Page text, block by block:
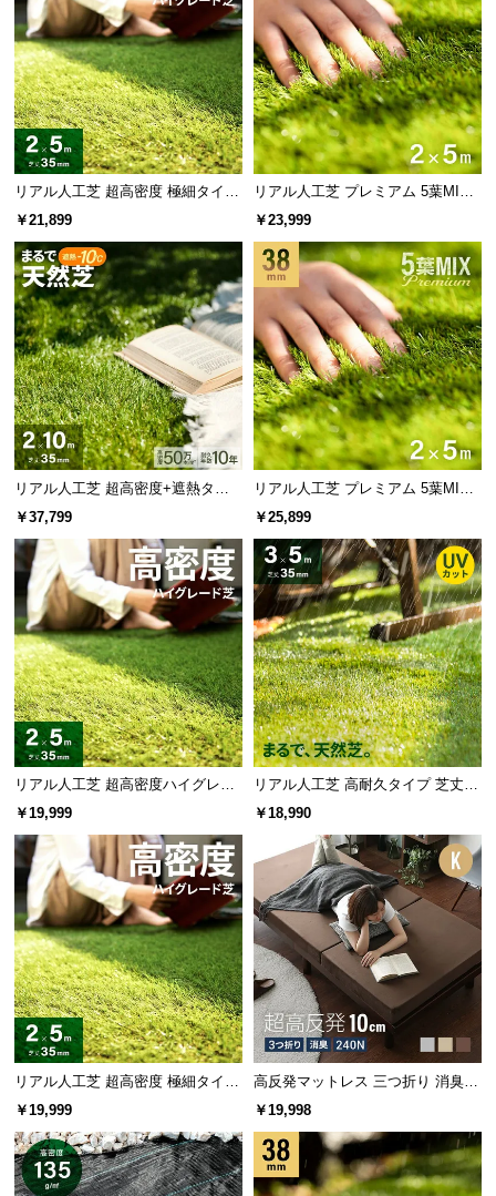
o.,
リアル人工芝 超高密度 極細タイプ
芝丈35mm 2×5m 防草シート付
￥21,899
リアル人工芝 プレミアム 5葉MI
X・質感をさらに追求 芝丈38mm 2
￥23,999
リアル人工芝 超高密度+遮熱タイ
プ 高耐久・質感を追求 芝丈35m
￥37,799
リアル人工芝 プレミアム 5葉MI
X・質感をさらに追求 芝丈38mm 2
￥25,899
リアル人工芝 超高密度ハイグレー
ド 高耐久タイプ・質感を追求 芝丈
￥19,999
リアル人工芝 高耐久タイプ 芝丈35
mm 3×5m（自然な見た目を追求・
￥18,990
リアル人工芝 超高密度 極細タイプ
芝丈35mm 2×5m
￥19,999
高反発マットレス 三つ折り 消臭
高密度ハード 厚さ10cm K
￥19,998